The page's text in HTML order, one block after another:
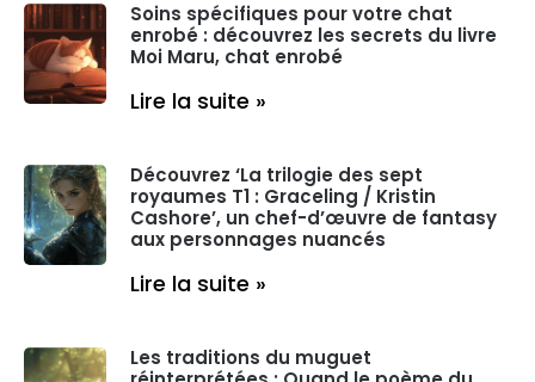
Soins spécifiques pour votre chat
enrobé : découvrez les secrets du livre
Moi Maru, chat enrobé
Lire la suite »
Découvrez ‘La trilogie des sept
royaumes T1 : Graceling / Kristin
Cashore’, un chef-d’œuvre de fantasy
aux personnages nuancés
Lire la suite »
Les traditions du muguet